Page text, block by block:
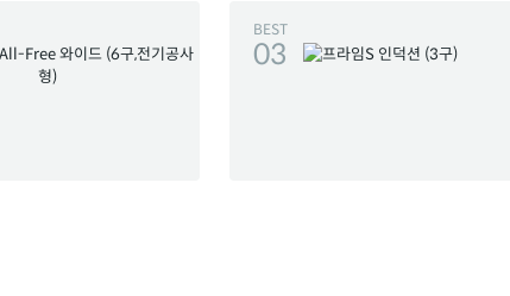
BEST
03